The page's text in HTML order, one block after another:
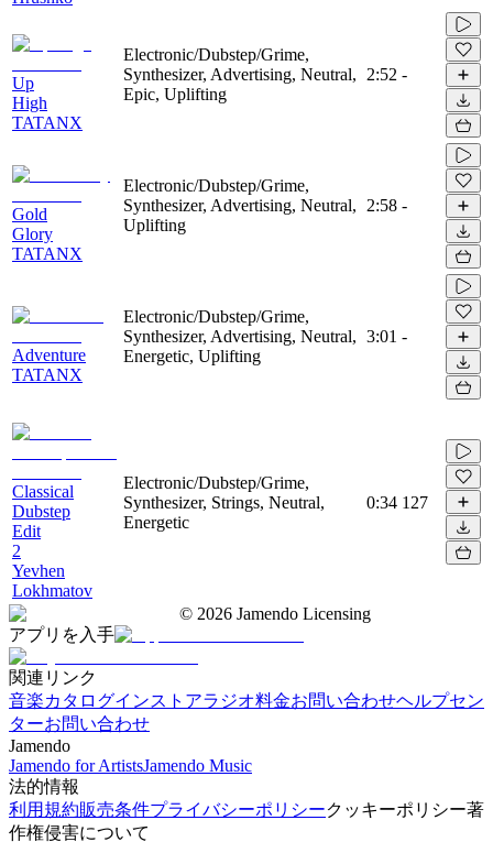
Up
High
TATANX
Electronic/Dubstep/Grime,
Synthesizer, Advertising, Neutral,
Epic, Uplifting
2:52 -
Gold
Glory
TATANX
Electronic/Dubstep/Grime,
Synthesizer, Advertising, Neutral,
Uplifting
2:58 -
Adventure
TATANX
Electronic/Dubstep/Grime,
Synthesizer, Advertising, Neutral,
Energetic, Uplifting
3:01 -
Classical
Dubstep
Edit
2
Yevhen
Lokhmatov
Electronic/Dubstep/Grime,
Synthesizer, Strings, Neutral,
Energetic
0:34 127
© 2026 Jamendo Licensing
アプリを入手
関連リンク
音楽カタログインストアラジオ料金お問い合わせヘルプセン
ターお問い合わせ
Jamendo
Jamendo for ArtistsJamendo Music
法的情報
利用規約販売条件プライバシーポリシークッキーポリシー著
作権侵害について